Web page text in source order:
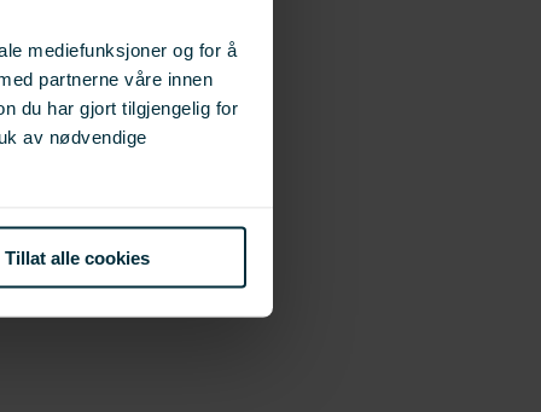
mediefunksjoner og for å
partnerne våre innen
du har gjort tilgjengelig for
av nødvendige
Tillat alle cookies